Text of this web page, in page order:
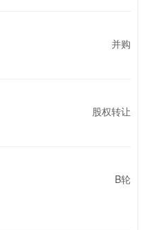
并购
股权转让
B轮